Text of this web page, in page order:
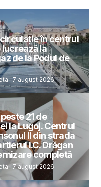
în centrul
lucrează la
de la Podul de
7 august 2026
21 de
la Lugoj. Centrul
II din strada
I.C. Drăgan
completă
7 august 2026